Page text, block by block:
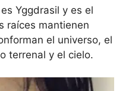
Yggdrasil y es el
raíces mantienen
el universo, el
terrenal y el cielo.